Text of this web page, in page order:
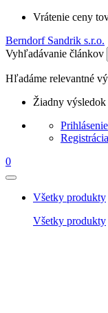
Vrátenie ceny
Berndorf Sandrik s.r.o.
Vyhľadávanie článkov
Hľadáme relevantné
Žiadny výsledok
Prihlásenie
Registrácia
0
Všetky produkty
Všetky produkty